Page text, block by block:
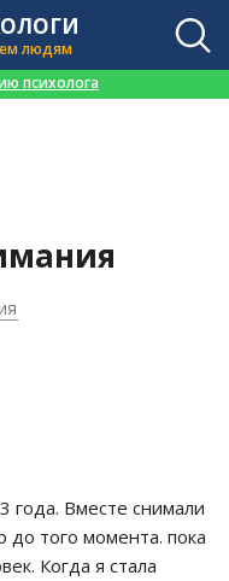
людям
психолога
года. Вместе снимали
до того момента. пока
Когда я стала